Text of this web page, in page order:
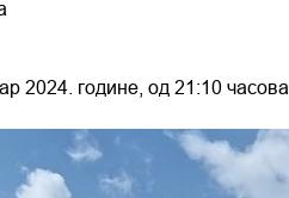
2024. године, од 21:10 часова